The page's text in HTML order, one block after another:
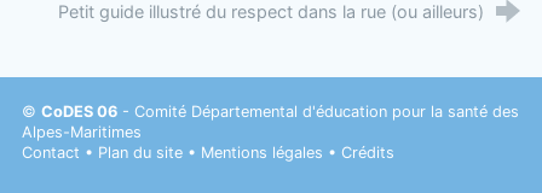
Petit guide illustré du respect dans la rue (ou ailleurs)
© CoDES 06- Comité Départemental d'éducation pour la santé des
Alpes-Maritimes
Contact • Plan du site• Mentions légales • Crédits